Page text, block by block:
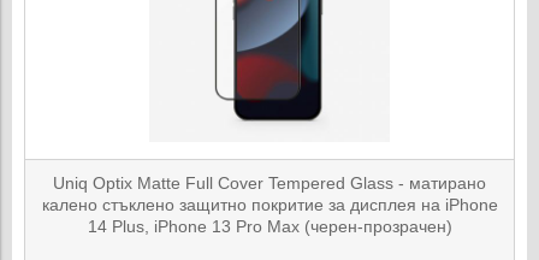
Uniq Optix Matte Full Cover Tempered Glass - матирано
калено стъклено защитно покритие за дисплея на iPhone
14 Plus, iPhone 13 Pro Max (черен-прозрачен)